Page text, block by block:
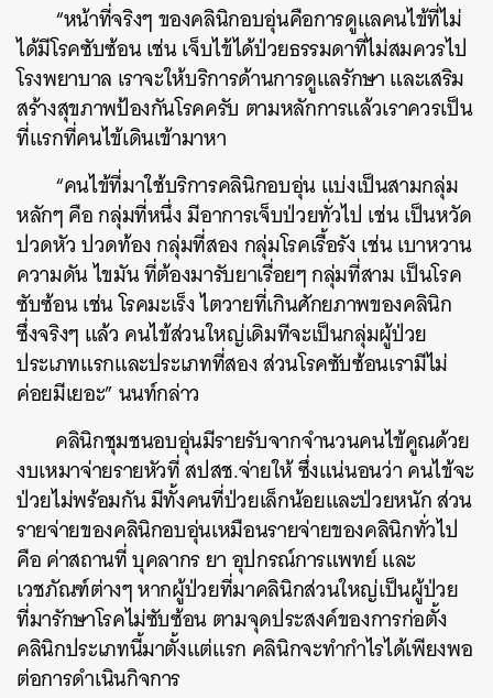
“หน้าที่จริงๆ ของคลินิกอบอุ่นคือการดูแลคนไข้ที่ไม่
ได้มีโรคซับซ้อน เช่น เจ็บไข้ได้ป่วยธรรมดาที่ไม่สมควรไป
โรงพยาบาล เราจะให้บริการด้านการดูแลรักษา และเสริม
สร้างสุขภาพป้องกันโรคครับ ตามหลักการแล้วเราควรเป็น
ที่แรกที่คนไข้เดินเข้ามาหา
“คนไข้ที่มาใช้บริการคลินิกอบอุ่น แบ่งเป็นสามกลุ่ม
หลักๆ คือ กลุ่มที่หนึ่ง มีอาการเจ็บป่วยทั่วไป เช่น เป็นหวัด
ปวดหัว ปวดท้อง กลุ่มที่สอง กลุ่มโรคเรื้อรัง เช่น เบาหวาน
ความดัน ไขมัน ที่ต้องมารับยาเรื่อยๆ กลุ่มที่สาม เป็นโรค
ซับซ้อน เช่น โรคมะเร็ง ไตวายที่เกินศักยภาพของคลินิก
ซึ่งจริงๆ แล้ว คนไข้ส่วนใหญ่เดิมทีจะเป็นกลุ่มผู้ป่วย
ประเภทแรกและประเภทที่สอง ส่วนโรคซับซ้อนเรามีไม่
ค่อยมีเยอะ” นนท์กล่าว
คลินิกชุมชนอบอุ่นมีรายรับจากจำนวนคนไข้คูณด้วย
งบเหมาจ่ายรายหัวที่ สปสช.จ่ายให้ ซึ่งแน่นอนว่า คนไข้จะ
ป่วยไม่พร้อมกัน มีทั้งคนที่ป่วยเล็กน้อยและป่วยหนัก ส่วน
รายจ่ายของคลินิกอบอุ่นเหมือนรายจ่ายของคลินิกทั่วไป
คือ ค่าสถานที่ บุคลากร ยา อุปกรณ์การแพทย์ และ
เวชภัณฑ์ต่างๆ หากผู้ป่วยที่มาคลินิกส่วนใหญ่เป็นผู้ป่วย
ที่มารักษาโรคไม่ซับซ้อน ตามจุดประสงค์ของการก่อตั้ง
คลินิกประเภทนี้มาตั้งแต่แรก คลินิกจะทำกำไรได้เพียงพอ
ต่อการดำเนินกิจการ